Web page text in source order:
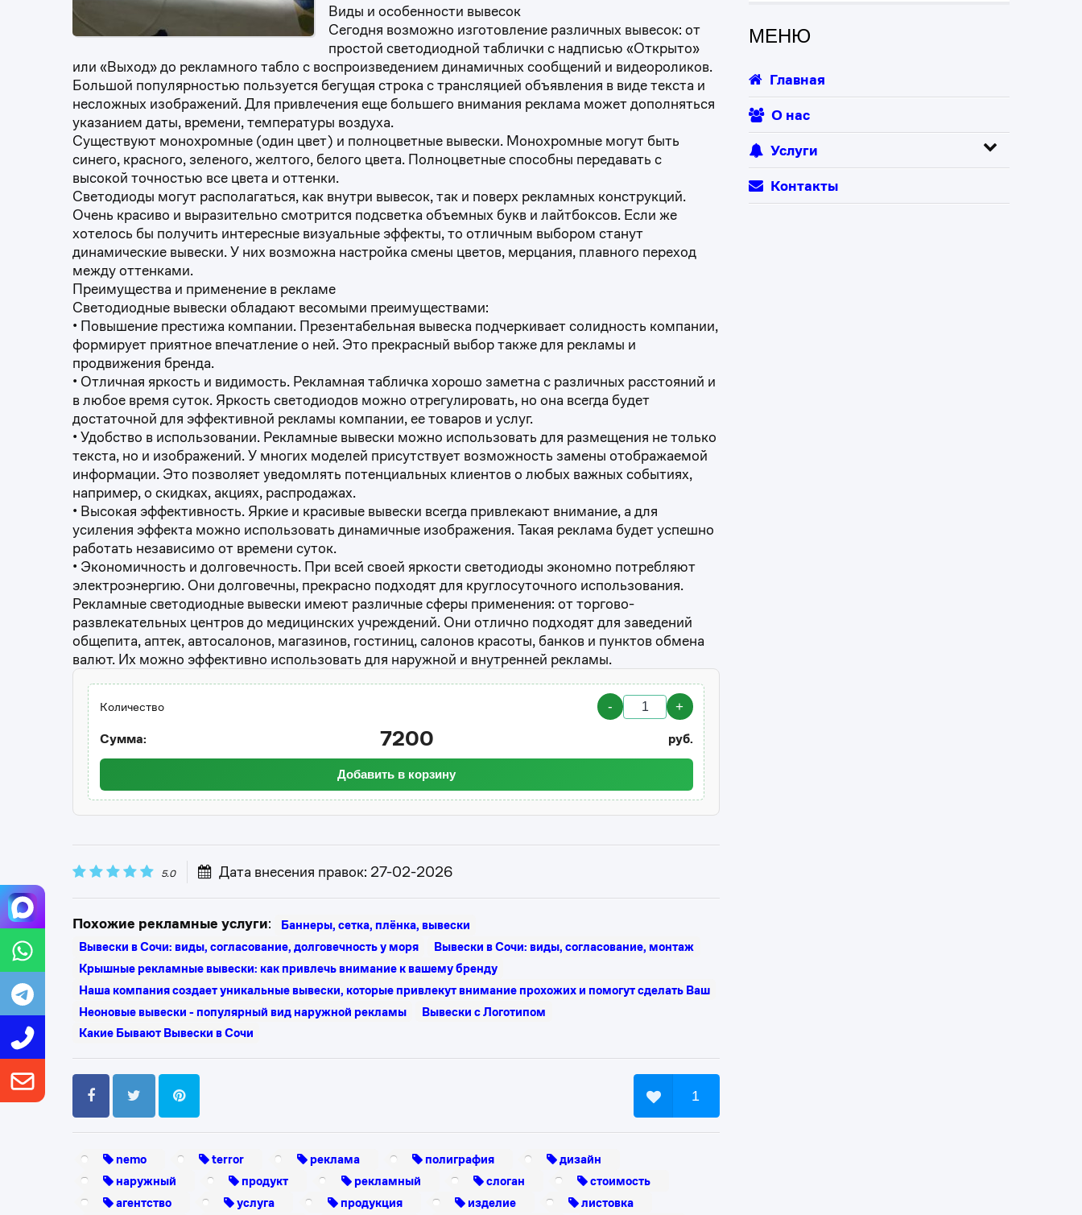
Виды и особенности вывесок
Сегодня возможно изготовление различных вывесок: от
простой светодиодной таблички с надписью «Открыто»
или «Выход» до рекламного табло с воспроизведением динамичных сообщений и видеороликов.
Большой популярностью пользуется бегущая строка с трансляцией объявления в виде текста и
несложных изображений. Для привлечения еще большего внимания реклама может дополняться
указанием даты, времени, температуры воздуха.
Существуют монохромные (один цвет) и полноцветные вывески. Монохромные могут быть
синего, красного, зеленого, желтого, белого цвета. Полноцветные способны передавать с
высокой точностью все цвета и оттенки.
Светодиоды могут располагаться, как внутри вывесок, так и поверх рекламных конструкций.
Очень красиво и выразительно смотрится подсветка объемных букв и лайтбоксов. Если же
хотелось бы получить интересные визуальные эффекты, то отличным выбором станут
динамические вывески. У них возможна настройка смены цветов, мерцания, плавного переход
между оттенками.
Преимущества и применение в рекламе
Светодиодные вывески обладают весомыми преимуществами:
• Повышение престижа компании. Презентабельная вывеска подчеркивает солидность компании,
формирует приятное впечатление о ней. Это прекрасный выбор также для рекламы и
продвижения бренда.
• Отличная яркость и видимость. Рекламная табличка хорошо заметна с различных расстояний и
в любое время суток. Яркость светодиодов можно отрегулировать, но она всегда будет
достаточной для эффективной рекламы компании, ее товаров и услуг.
• Удобство в использовании. Рекламные вывески можно использовать для размещения не только
текста, но и изображений. У многих моделей присутствует возможность замены отображаемой
информации. Это позволяет уведомлять потенциальных клиентов о любых важных событиях,
например, о скидках, акциях, распродажах.
• Высокая эффективность. Яркие и красивые вывески всегда привлекают внимание, а для
усиления эффекта можно использовать динамичные изображения. Такая реклама будет успешно
работать независимо от времени суток.
• Экономичность и долговечность. При всей своей яркости светодиоды экономно потребляют
электроэнергию. Они долговечны, прекрасно подходят для круглосуточного использования.
Рекламные светодиодные вывески имеют различные сферы применения: от торгово-
развлекательных центров до медицинских учреждений. Они отлично подходят для заведений
общепита, аптек, автосалонов, магазинов, гостиниц, салонов красоты, банков и пунктов обмена
валют. Их можно эффективно использовать для наружной и внутренней рекламы.
Количество - +
Сумма: 7200 руб.
Добавить в корзину
5.0 Дата внесения правок: 27-02-2026
Похожие рекламные услуги:
Баннеры, сетка, плёнка, вывески
Вывески в Сочи: виды, согласование, долговечность у моря
Вывески в Сочи: виды, согласование, монтаж
Крышные рекламные вывески: как привлечь внимание к вашему бренду
​Наша компания создает уникальные вывески, которые привлекут внимание прохожих и помогут сделать Ваш
Неоновые вывески - популярный вид наружной рекламы
Вывески с Логотипом
Какие Бывают Вывески в Сочи
1
nemo terror реклама полиграфия
дизайн
наружный
продукт рекламный слоган
стоимость
агентство
услуга продукция изделие
листовка
МЕНЮ
Главная
О нас
Услуги
Контакты